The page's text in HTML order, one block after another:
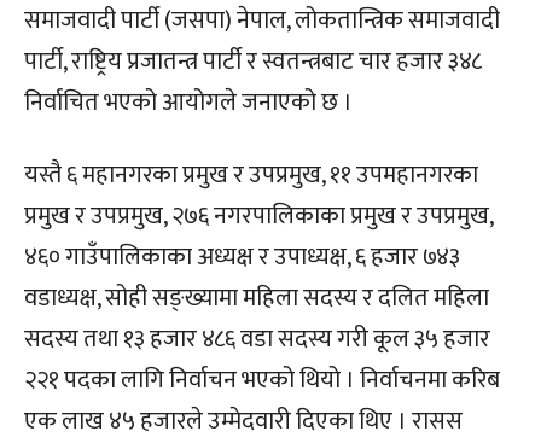
समाजवादी पार्टी (जसपा) नेपाल, लोकतान्त्रिक समाजवादी
पार्टी, राष्ट्रिय प्रजातन्त्र पार्टी र स्वतन्त्रबाट चार हजार ३४८
निर्वाचित भएको आयोगले जनाएको छ ।
यस्तै ६ महानगरका प्रमुख र उपप्रमुख, ११ उपमहानगरका
प्रमुख र उपप्रमुख, २७६ नगरपालिकाका प्रमुख र उपप्रमुख,
४६० गाउँपालिकाका अध्यक्ष र उपाध्यक्ष, ६ हजार ७४३
वडाध्यक्ष, सोही सङ्ख्यामा महिला सदस्य र दलित महिला
सदस्य तथा १३ हजार ४८६ वडा सदस्य गरी कूल ३५ हजार
२२१ पदका लागि निर्वाचन भएको थियो । निर्वाचनमा करिब
एक लाख ४५ हजारले उम्मेदवारी दिएका थिए । रासस